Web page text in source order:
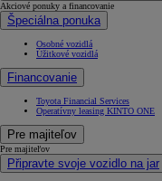
Akciové ponuky a financovanie
Špeciálna ponuka
Osobné vozidlá
Úžitkové vozidlá
Financovanie
Toyota Financial Services
Operatívny leasing KINTO ONE
Pre majiteľov
Pre majiteľov
Připravte svoje vozidlo na jar